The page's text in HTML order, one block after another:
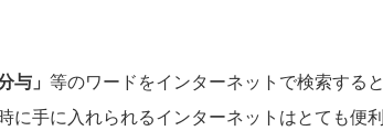
与」 等のワードをインターネットで検索する
に手に入れられるインターネットはとても便